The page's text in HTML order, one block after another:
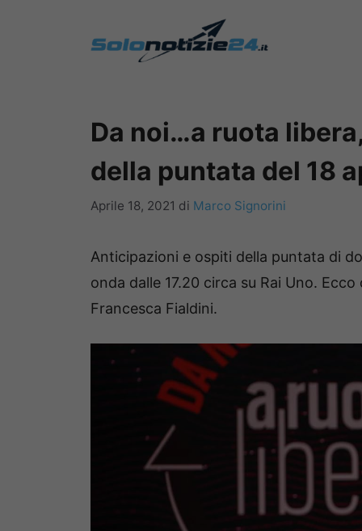
Da noi…a ruota
della puntata del 18
Aprile 18, 2021 di Marco Signorini
Anticipazioni e ospiti della puntata di
onda dalle 17.20 circa su Rai Uno.
Francesca Fialdini.